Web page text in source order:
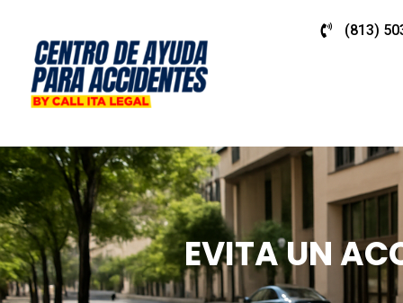
(813)
EVITA UN